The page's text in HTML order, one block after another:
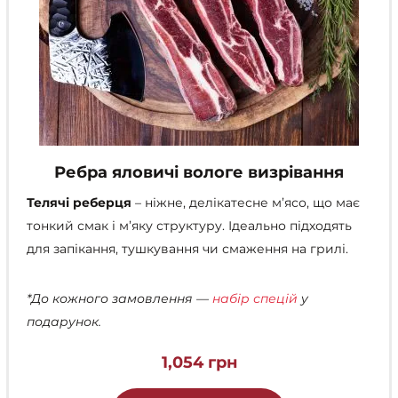
Ребра яловичі вологе визрівання
Телячі реберця – ніжне, делікатесне м’ясо, що має
тонкий смак і м’яку структуру. Ідеально підходять
для запікання, тушкування чи смаження на грилі.
*До кожного замовлення — набір спецій у
подарунок.
1,054 грн